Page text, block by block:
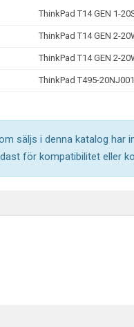
ThinkPad T14 GEN 1-
ThinkPad T14 GEN 2-
ThinkPad T14 GEN 2-
ThinkPad T495-
säljs i denna katalog har
för kompatibilitet eller